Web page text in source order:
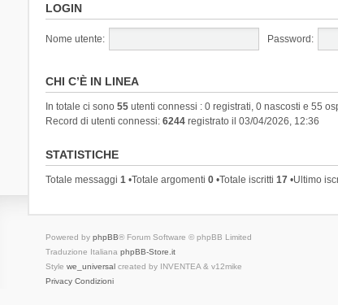
LOGIN
Nome utente: Password:
CHI C’È IN LINEA
In totale ci sono 55utenti connessi : 0 registrati, 0 nascosti e 55
Record di utenti connessi: 6244registrato il 03/04/2026, 12:36
STATISTICHE
Totale messaggi 1•Totale argomenti 0•Totale iscritti 17•Ultimo
Powered by phpBB® Forum Software © phpBB Limited
Traduzione Italiana phpBB-Store.it
Style we_universalcreated by INVENTEA & v12mike
Privacy Condizioni